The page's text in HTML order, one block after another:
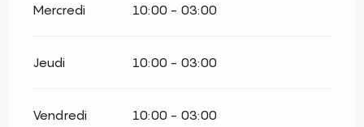
Mercredi 10:00 - 03:00
Jeudi 10:00 - 03:00
Vendredi 10:00 - 03:00